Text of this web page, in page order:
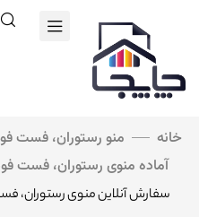
خانه منو رستوران، فست
آماده منوی رستوران، فست
سفارش آنلاین منوی رستوران،